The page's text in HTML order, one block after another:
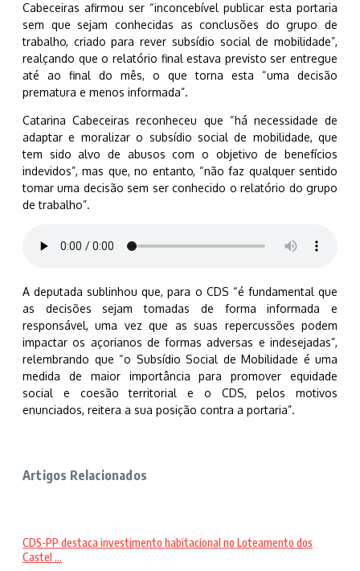
Cabeceiras afirmou ser “inconcebível publicar esta portaria
sem que sejam conhecidas as conclusões do grupo de
trabalho, criado para rever subsídio social de mobilidade”,
realçando que o relatório final estava previsto ser entregue
até ao final do mês, o que torna esta “uma decisão
prematura e menos informada”.
Catarina Cabeceiras reconheceu que “há necessidade de
adaptar e moralizar o subsídio social de mobilidade, que
tem sido alvo de abusos com o objetivo de benefícios
indevidos”, mas que, no entanto, “não faz qualquer sentido
tomar uma decisão sem ser conhecido o relatório do grupo
de trabalho”.
A deputada sublinhou que, para o CDS “é fundamental que
as decisões sejam tomadas de forma informada e
responsável, uma vez que as suas repercussões podem
impactar os açorianos de formas adversas e indesejadas”,
relembrando que “o Subsídio Social de Mobilidade é uma
medida de maior importância para promover equidade
social e coesão territorial e o CDS, pelos motivos
enunciados, reitera a sua posição contra a portaria”.
Artigos Relacionados
CDS-PP destaca investimento habitacional no Loteamento dos
Castel ...